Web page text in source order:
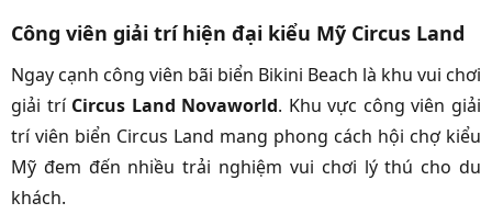
Công viên giải trí hiện đại kiểu Mỹ Circus Land
Ngay cạnh công viên bãi biển Bikini Beach là khu vui chơi
giải trí Circus Land Novaworld. Khu vực công viên giải
trí viên biển Circus Land mang phong cách hội chợ kiểu
Mỹ đem đến nhiều trải nghiệm vui chơi lý thú cho du
khách.